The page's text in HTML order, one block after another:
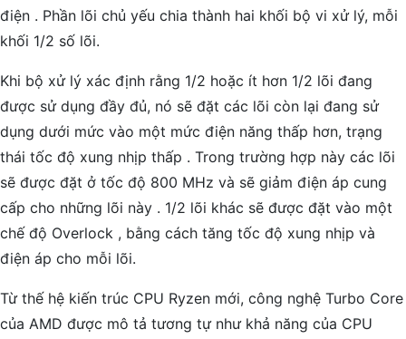
điện . Phần lõi chủ yếu chia thành hai khối bộ vi xử lý, mỗi
khối 1/2 số lõi.
Khi bộ xử lý xác định rằng 1/2 hoặc ít hơn 1/2 lõi đang
được sử dụng đầy đủ, nó sẽ đặt các lõi còn lại đang sử
dụng dưới mức vào một mức điện năng thấp hơn, trạng
thái tốc độ xung nhịp thấp . Trong trường hợp này các lõi
sẽ được đặt ở tốc độ 800 MHz và sẽ giảm điện áp cung
cấp cho những lõi này . 1/2 lõi khác sẽ được đặt vào một
chế độ Overlock , bằng cách tăng tốc độ xung nhịp và
điện áp cho mỗi lõi.
Từ thế hệ kiến trúc CPU Ryzen mới, công nghệ Turbo Core
của AMD được mô tả tương tự như khả năng của CPU